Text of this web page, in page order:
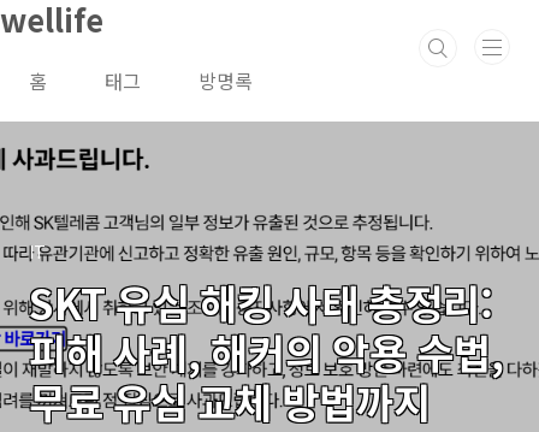
본문 바로가기
wellife
홈 태그 방명록
IT
SKT 유심 해킹 사태 총정리:
피해 사례, 해커의 악용 수법,
무료 유심 교체 방법까지